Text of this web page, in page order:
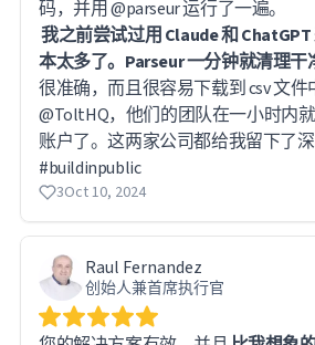
我之前尝试过用 Claude 和
本太多了。Parseur 一分钟就清理干
很准确，而且很容易下载到 csv 文
@ToltHQ，他们的团队在一小时内
账户了。这两家公司都给我留下了深
#buildinpublic
3Oct 10, 2024
Raul Fernandez
创始人兼首席执行官